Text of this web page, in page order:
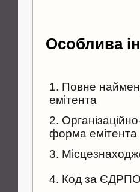
Особлива
1. Повне
емітента
2.
форма емітента
3.
4. Код за